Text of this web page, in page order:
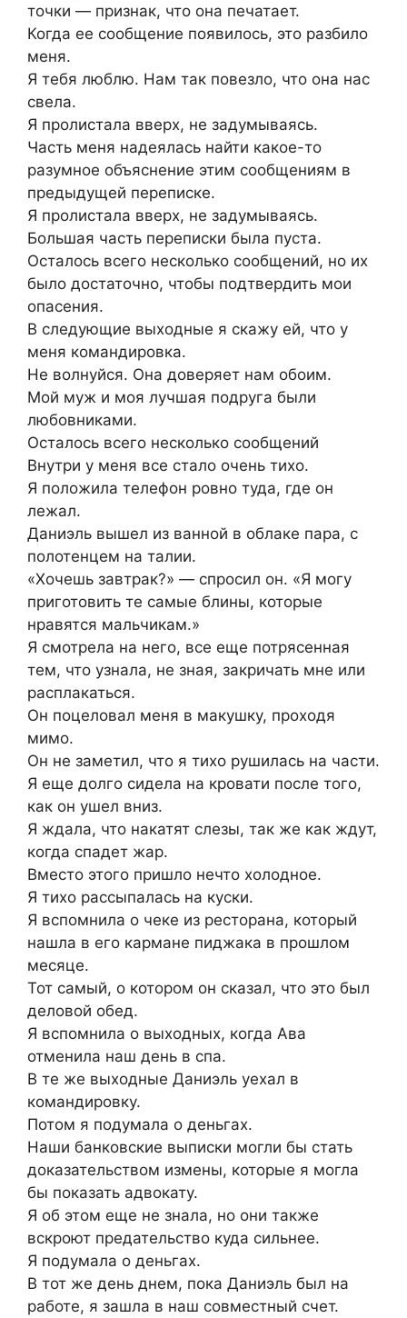
точки — признак, что она печатает.
Когда ее сообщение появилось, это разбило
меня.
Я тебя люблю. Нам так повезло, что она нас
свела.
Я пролистала вверх, не задумываясь.
Часть меня надеялась найти какое-то
разумное объяснение этим сообщениям в
предыдущей переписке.
Я пролистала вверх, не задумываясь.
Большая часть переписки была пуста.
Осталось всего несколько сообщений, но их
было достаточно, чтобы подтвердить мои
опасения.
В следующие выходные я скажу ей, что у
меня командировка.
Не волнуйся. Она доверяет нам обоим.
Мой муж и моя лучшая подруга были
любовниками.
Осталось всего несколько сообщений
Внутри у меня все стало очень тихо.
Я положила телефон ровно туда, где он
лежал.
Даниэль вышел из ванной в облаке пара, с
полотенцем на талии.
«Хочешь завтрак?» — спросил он. «Я могу
приготовить те самые блины, которые
нравятся мальчикам.»
Я смотрела на него, все еще потрясенная
тем, что узнала, не зная, закричать мне или
расплакаться.
Он поцеловал меня в макушку, проходя
мимо.
Он не заметил, что я тихо рушилась на части.
Я еще долго сидела на кровати после того,
как он ушел вниз.
Я ждала, что накатят слезы, так же как ждут,
когда спадет жар.
Вместо этого пришло нечто холодное.
Я тихо рассыпалась на куски.
Я вспомнила о чеке из ресторана, который
нашла в его кармане пиджака в прошлом
месяце.
Тот самый, о котором он сказал, что это был
деловой обед.
Я вспомнила о выходных, когда Ава
отменила наш день в спа.
В те же выходные Даниэль уехал в
командировку.
Потом я подумала о деньгах.
Наши банковские выписки могли бы стать
доказательством измены, которые я могла
бы показать адвокату.
Я об этом еще не знала, но они также
вскроют предательство куда сильнее.
Я подумала о деньгах.
В тот же день днем, пока Даниэль был на
работе, я зашла в наш совместный счет.